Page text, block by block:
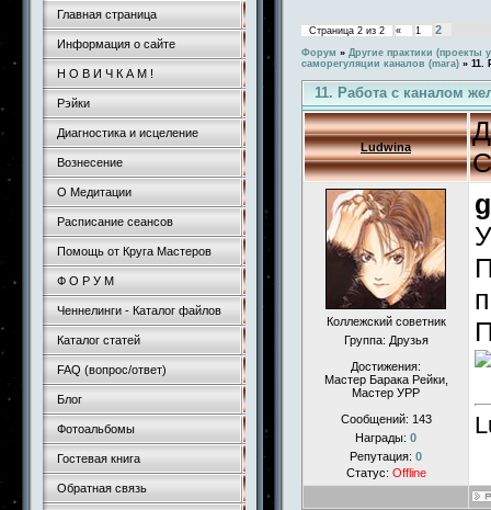
Главная страница
Информация о сайте
Н О В И Ч К А М !
Рэйки
Диагностика и исцеление
Вознесение
О Медитации
Расписание сеансов
Помощь от Круга Мастеров
Ф О Р У М
Ченнелинги - Каталог файлов
Каталог статей
FAQ (вопрос/ответ)
Блог
Фотоальбомы
Гостевая книга
Обратная связь
Страница 2 из 2 « 1 2
Форум » Другие практики (проекты
саморегуляции каналов (mara) » 11.
11. Работа с каналом
Ludwina
Коллежский советник
Группа: Друзья
Достижения:
Мастер Барака Рейки,
Мастер УРР
Сообщений: 143
Награды: 0
Репутация: 0
Статус: Offline